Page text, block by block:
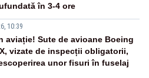
în 3-4 ore
10:39
aviație! Sute de avioane Boeing
vizate de inspecții obligatorii,
unor fisuri în fuselaj